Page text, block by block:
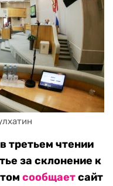
третьем чтении
за склонение к
сообщаетсайт